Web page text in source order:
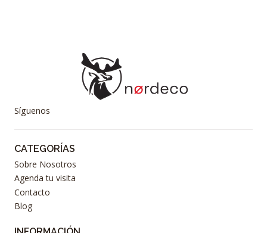
Síguenos
CATEGORÍAS
Sobre Nosotros
Agenda tu visita
Contacto
Blog